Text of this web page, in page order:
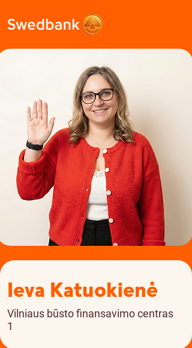
Ieva Katuokienė
Vilniaus būsto finansavimo centras
1